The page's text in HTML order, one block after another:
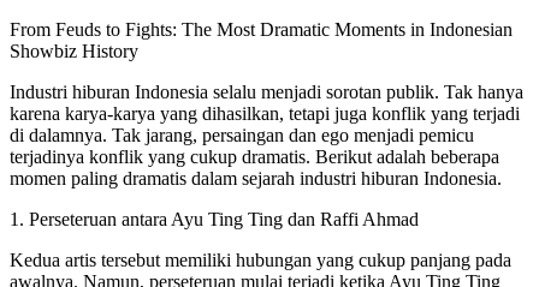
From Feuds to Fights: The Most Dramatic Moments in Indonesian
Showbiz History
Industri hiburan Indonesia selalu menjadi sorotan publik. Tak hanya
karena karya-karya yang dihasilkan, tetapi juga konflik yang terjadi
di dalamnya. Tak jarang, persaingan dan ego menjadi pemicu
terjadinya konflik yang cukup dramatis. Berikut adalah beberapa
momen paling dramatis dalam sejarah industri hiburan Indonesia.
1. Perseteruan antara Ayu Ting Ting dan Raffi Ahmad
Kedua artis tersebut memiliki hubungan yang cukup panjang pada
awalnya. Namun, perseteruan mulai terjadi ketika Ayu Ting Ting